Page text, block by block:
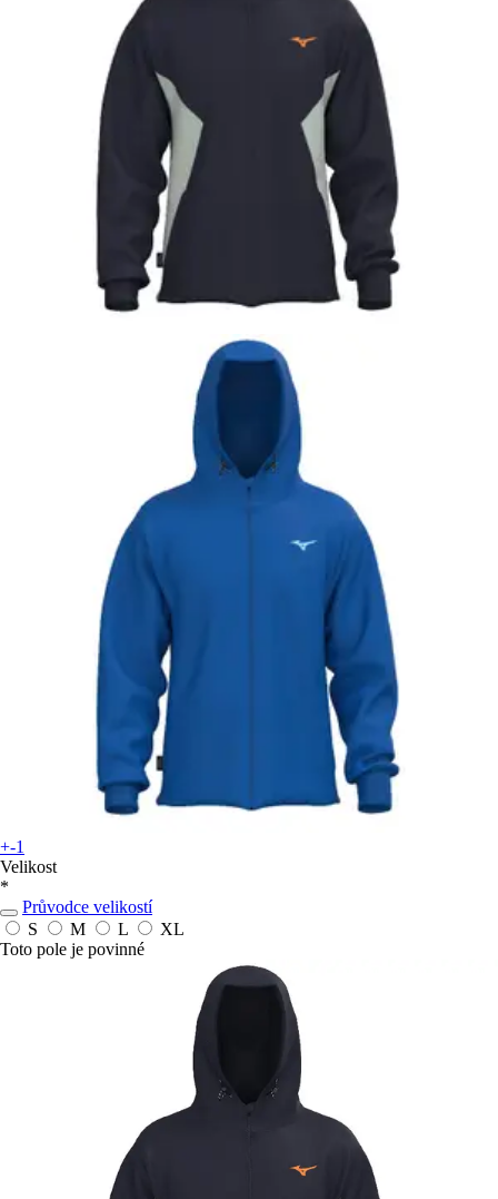
+-1
Velikost
*
Průvodce velikostí
S
M L
XL
Toto pole je povinné